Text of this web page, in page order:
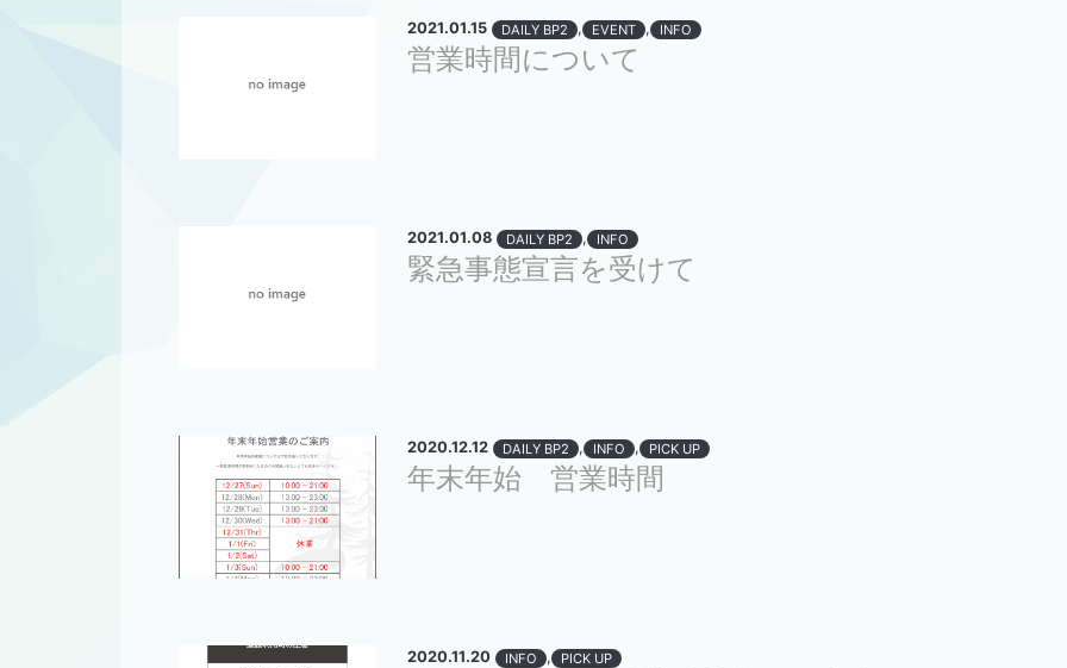
2021.01.15 DAILY BP2 , EVENT , INFO
営業時間について
2021.01.08 DAILY BP2 , INFO
緊急事態宣言を受けて
2020.12.12 DAILY BP2 , INFO , PICK UP
年末年始 営業時間
2020.11.20 INFO , PICK UP